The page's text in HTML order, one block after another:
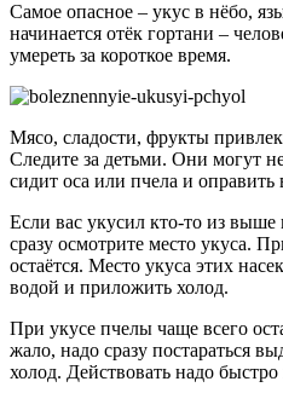
Самое опасное – укус в нёбо,
начинается отёк гортани –
умереть за короткое время.
Мясо, сладости, фрукты
Следите за детьми. Они могут
сидит оса или пчела и оправить
Если вас укусил кто-то из выше
сразу осмотрите место укуса.
остаётся. Место укуса этих
водой и приложить холод.
При укусе пчелы чаще всего
жало, надо сразу постараться
холод. Действовать надо быстро